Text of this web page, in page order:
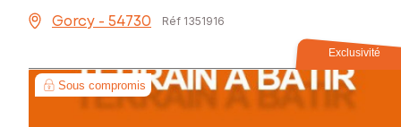
Gorcy - 54730 Réf 1351916
Exclusivité
Sous compromis